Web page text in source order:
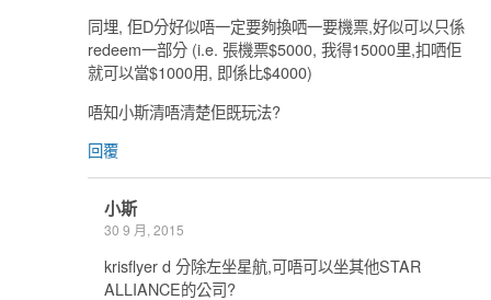
同埋, 佢D分好似唔一定要夠換哂一要機票,好似可以只係
redeem一部分 (i.e. 張機票$5000, 我得15000里,扣哂佢
就可以當$1000用, 即係比$4000)
唔知小斯清唔清楚佢既玩法?
回覆
小斯
30 9 月, 2015
krisflyer d 分除左坐星航,可唔可以坐其他STAR
ALLIANCE的公司?